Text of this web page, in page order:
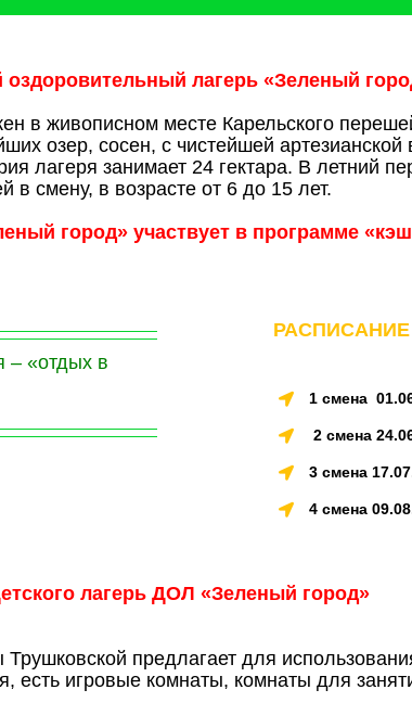
оздоровительный лагерь «Зеленый
в живописном месте Карельского
озер, сосен, с чистейшей артезианской
лагеря занимает 24 гектара. В летний
в смену, в возрасте от 6 до 15 лет.
город» участвует в программе
– «отдых в
1 смена
2 смена
3 смена
4 смена
лагерь ДОЛ «Зеленый город»
предлагает для
есть игровые комнаты, комнаты для